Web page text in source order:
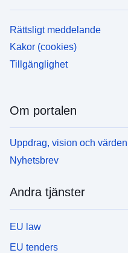
Rättsligt meddelande
Kakor (cookies)
Tillgänglighet
Om portalen
Uppdrag, vision och värden
Nyhetsbrev
Andra tjänster
EU law
EU tenders